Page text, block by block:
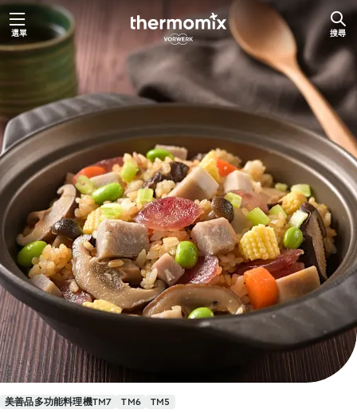
跳
至
選單 搜尋
美善品多功能料理機TM7 TM6 TM5